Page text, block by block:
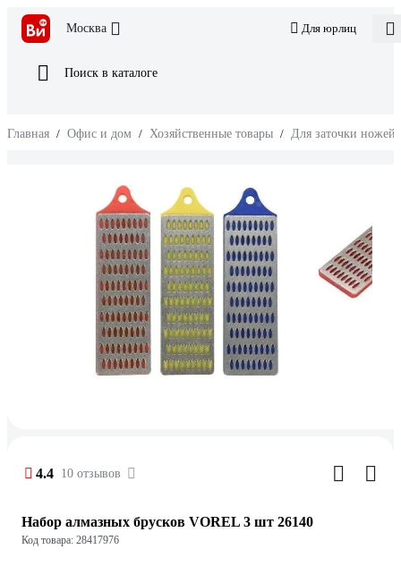
Москва Для юрлиц
Поиск в каталоге
Главная / Офис и дом / Хозяйственные товары / Для заточки ножей
4.4 10 отзывов
Набор алмазных брусков VOREL 3 шт 26140
Код товара: 28417976